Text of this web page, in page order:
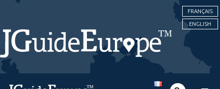
FRANÇAIS
ENGLISH